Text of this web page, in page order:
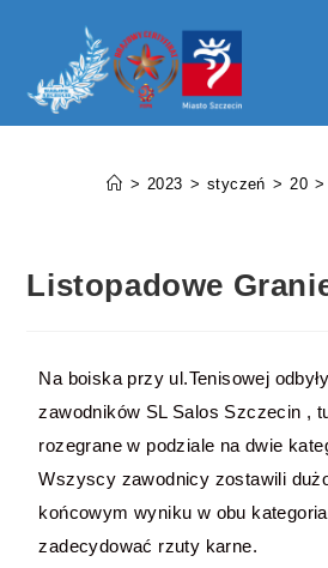
> 2023 > styczeń > 20 >
Listopadowe
Na boiska przy ul.Tenisowej
zawodników SL Salos Szczecin ,
rozegrane w podziale na dwie
Wszyscy zawodnicy zostawili
końcowym wyniku w obu
zadecydować rzuty karne.